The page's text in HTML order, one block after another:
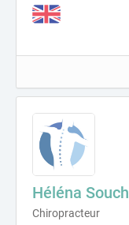
Héléna
Chiropracteur